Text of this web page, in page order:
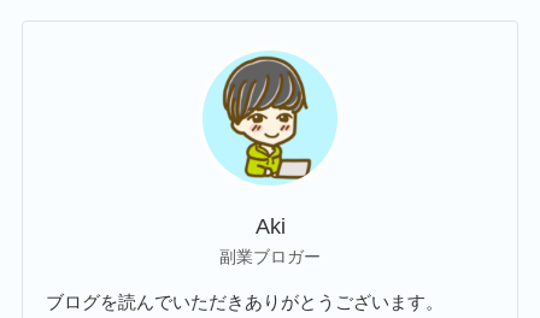
Aki
副業ブロガー
ブログを読んでいただきありがとうございます。